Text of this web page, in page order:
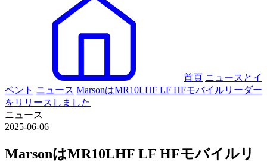
首頁 ニュースとイ
ベント ニュース MarsonはMR10LHF LF HFモバイルリーダー
をリリースしました
ニュース
2025-06-06
MarsonはMR10LHF LF HFモバイルリ